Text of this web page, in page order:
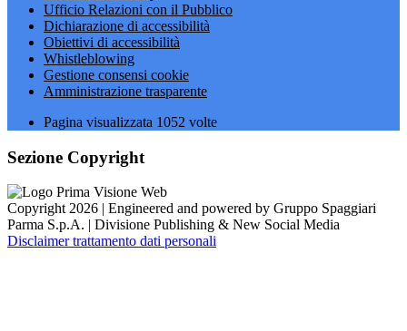
Ufficio Relazioni con il Pubblico
Dichiarazione di accessibilità
Obiettivi di accessibilità
Whistleblowing
Gestione consensi cookie
Amministrazione trasparente
Pagina visualizzata 1052 volte
Sezione Copyright
Copyright 2026 | Engineered and powered by Gruppo Spaggiari
Parma S.p.A. | Divisione Publishing & New Social Media
Disclaimer trattamento dati personali